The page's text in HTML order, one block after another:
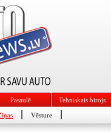
Pasaulē Tehniskais birojs
Vēsture